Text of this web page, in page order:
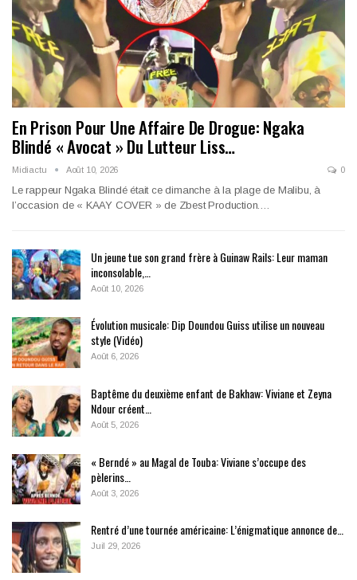
En Prison Pour Une Affaire De Drogue: Ngaka
Blindé « Avocat » Du Lutteur Liss…
Midiactu Août 10, 2026 0
Le rappeur Ngaka Blindé était ce dimanche à la plage de Malibu, à
l’occasion de « KAAY COVER » de Zbest Production.…
Un jeune tue son grand frère à Guinaw Rails: Leur maman
inconsolable,…
Août 10, 2026
Évolution musicale: Dip Doundou Guiss utilise un nouveau
style (Vidéo)
Août 6, 2026
Baptême du deuxième enfant de Bakhaw: Viviane et Zeyna
Ndour créent…
Août 5, 2026
« Berndé » au Magal de Touba: Viviane s’occupe des
pèlerins…
Août 3, 2026
Rentré d’une tournée américaine: L’énigmatique annonce de…
Juil 29, 2026